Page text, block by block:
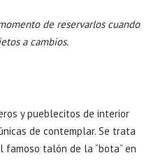
de reservarlos cuando
a cambios.
y pueblecitos de interior
de contemplar. Se trata
talón de la “bota” en